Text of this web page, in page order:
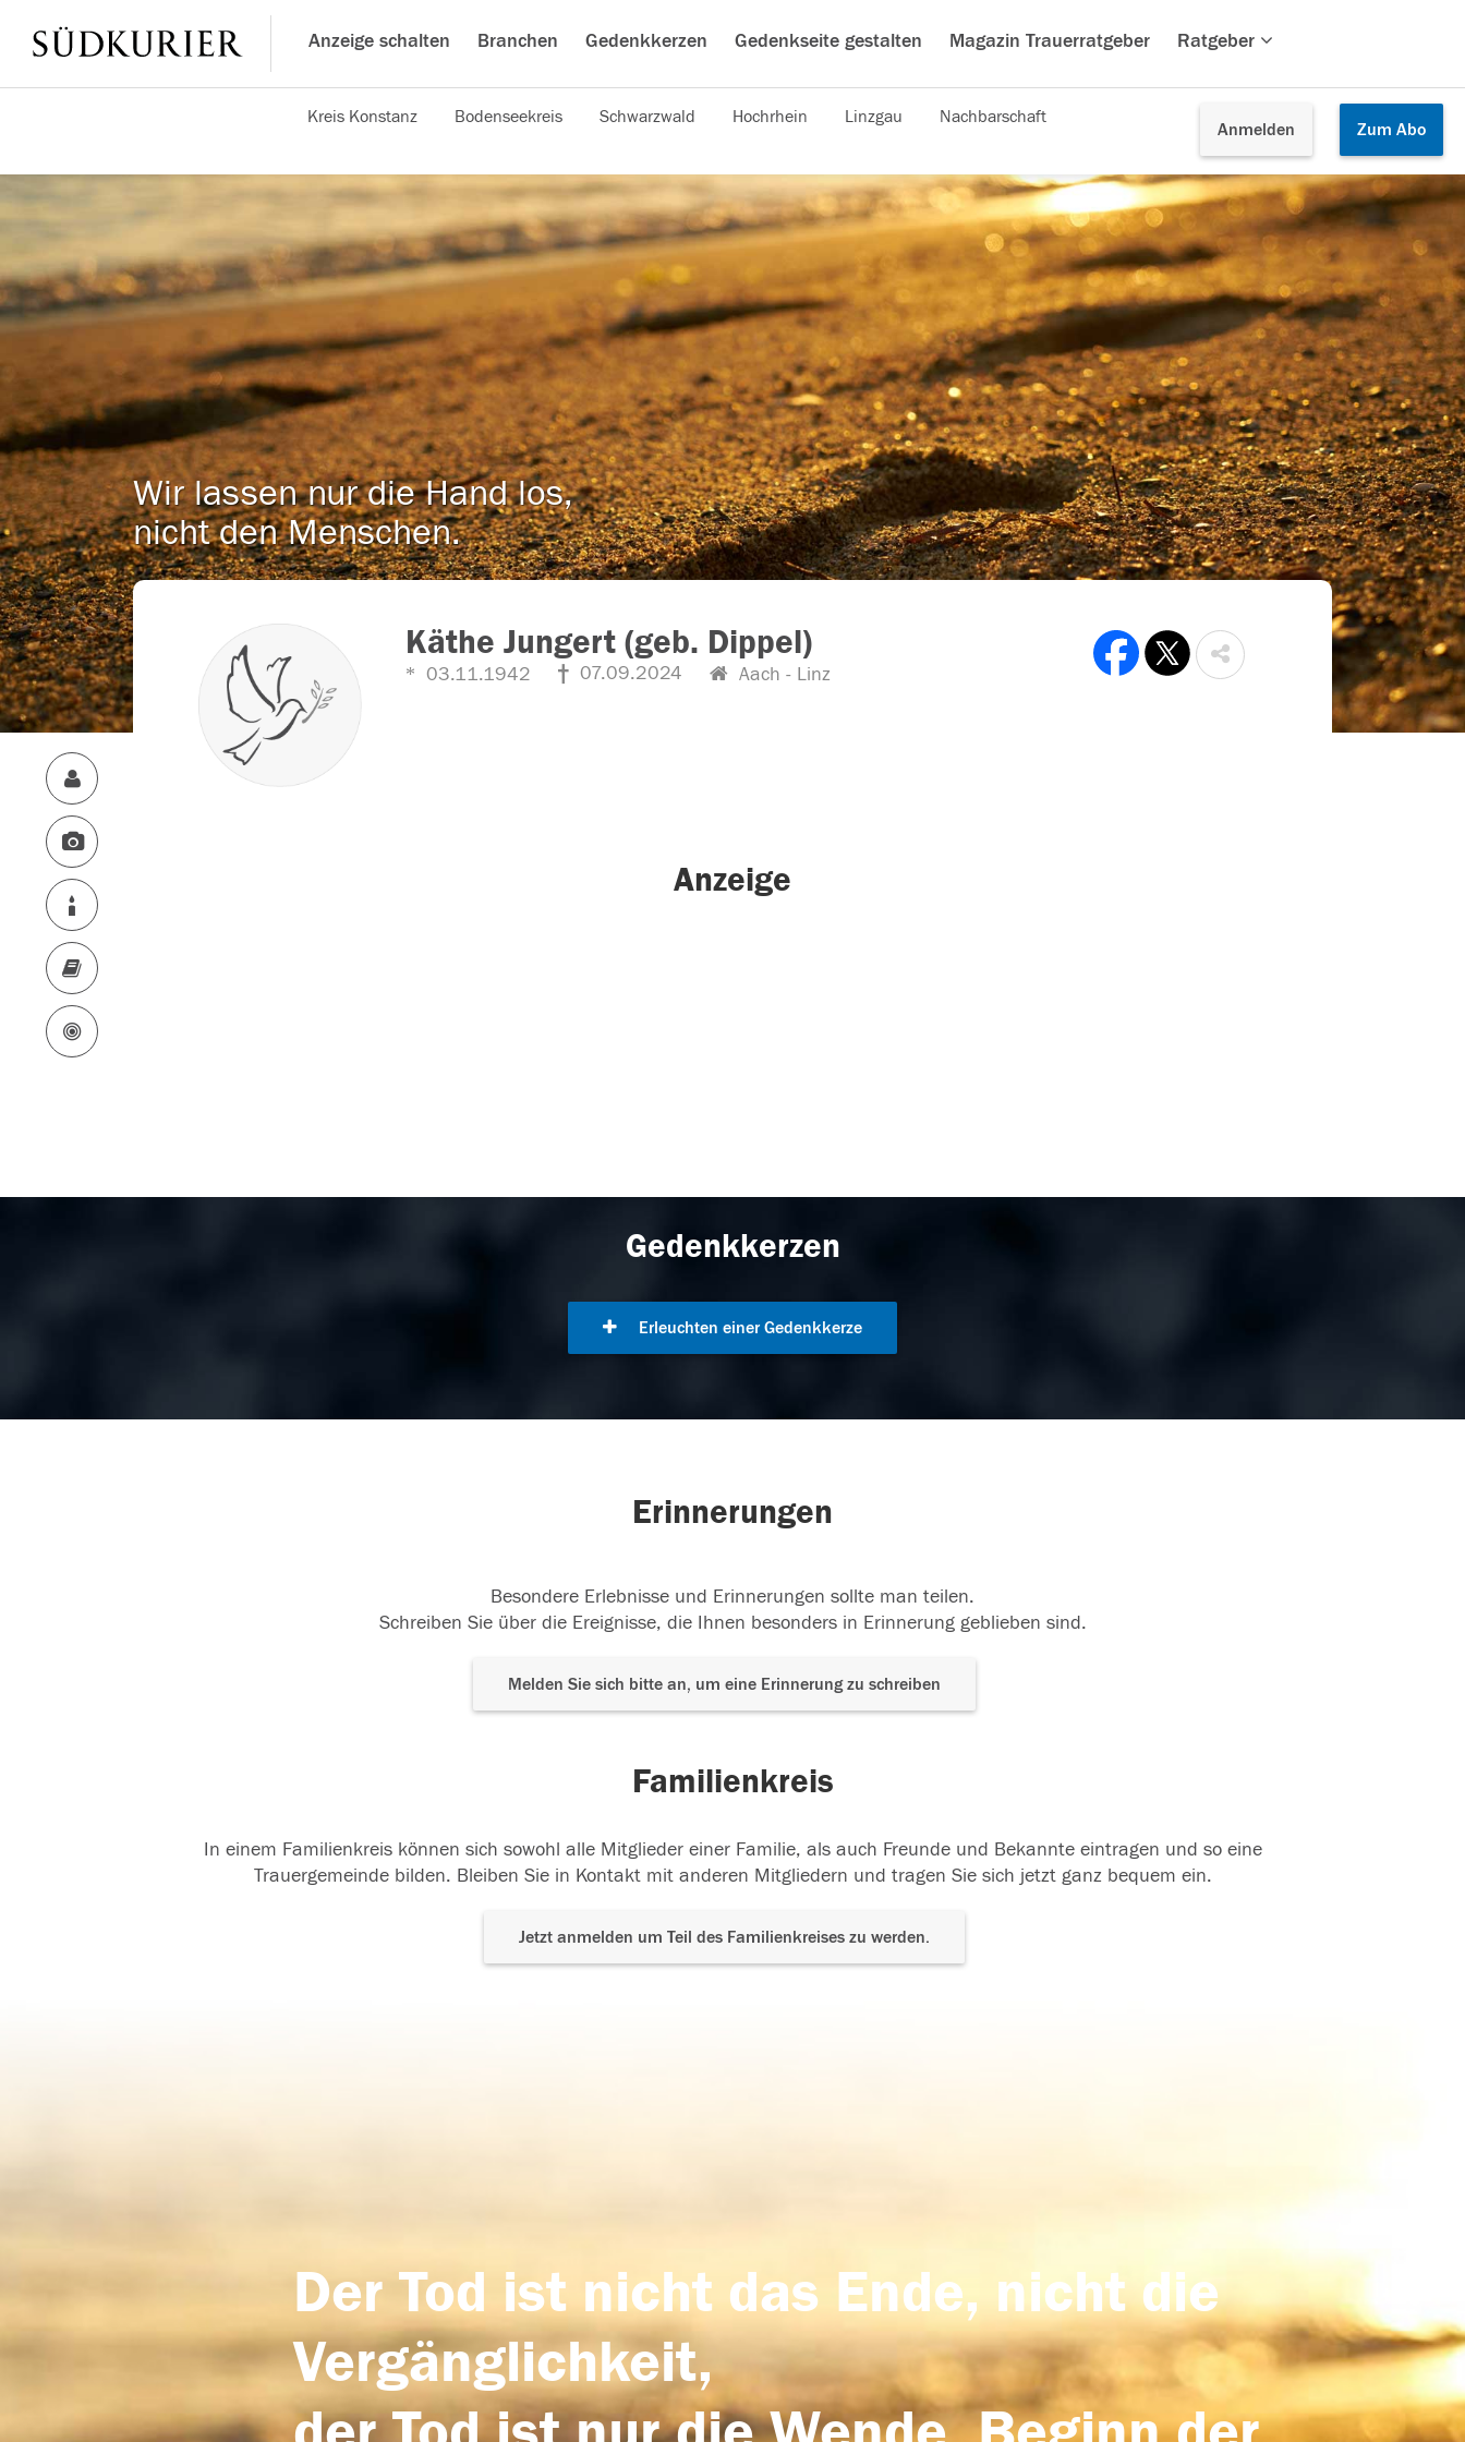
Anzeige schalten Branchen Gedenkkerzen Gedenkseite gestalten Magazin Trauerratgeber Ratgeber
Anmelden Zum Abo
Kreis Konstanz Bodenseekreis Schwarzwald Hochrhein Linzgau Nachbarschaft
Wir lassen nur die Hand los,
nicht den Menschen.
Käthe Jungert (geb. Dippel)
03.11.1942 07.09.2024 Aach - Linz
Anzeige
Gedenkkerzen
Erleuchten einer Gedenkkerze
Erinnerungen
Besondere Erlebnisse und Erinnerungen sollte man teilen.
Schreiben Sie über die Ereignisse, die Ihnen besonders in Erinnerung geblieben sind.
Melden Sie sich bitte an, um eine Erinnerung zu schreiben
Familienkreis
In einem Familienkreis können sich sowohl alle Mitglieder einer Familie, als auch Freunde und Bekannte eintragen und so eine
Trauergemeinde bilden. Bleiben Sie in Kontakt mit anderen Mitgliedern und tragen Sie sich jetzt ganz bequem ein.
Jetzt anmelden um Teil des Familienkreises zu werden.
Der Tod ist nicht das Ende, nicht die
Vergänglichkeit,